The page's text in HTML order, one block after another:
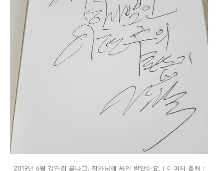
2019년 6월 강연회 끝나고, 작가님께 싸인 받았어요. ( 이미지 출처 :